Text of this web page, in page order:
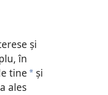
și
în
tine a și
ales